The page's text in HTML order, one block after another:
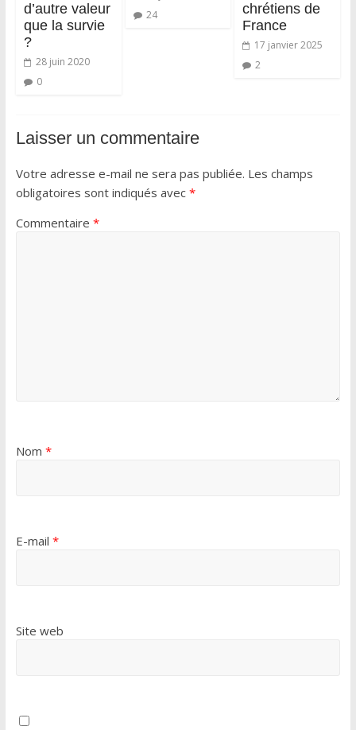
d’autre valeur
que la survie
?
28 juin 2020
0
24
chrétiens de
France
17 janvier 2025
2
Laisser un commentaire
Votre adresse e-mail ne sera pas publiée. Les champs
obligatoires sont indiqués avec *
Commentaire *
Nom *
E-mail *
Site web